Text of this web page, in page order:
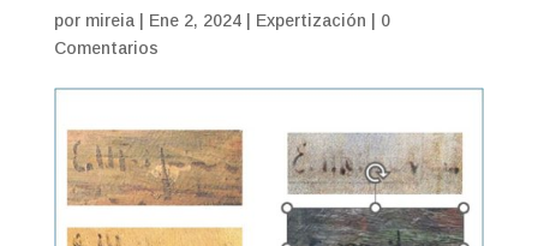
por mireia| Ene 2, 2024| Expertización
0
Comentarios